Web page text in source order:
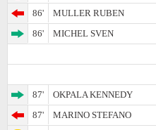
86'
MULLER RUBEN
86'
MICHEL SVEN
87'
OKPALA KENNEDY
87'
MARINO STEFANO